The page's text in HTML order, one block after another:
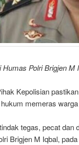
Polri Brigjen M
Kepolisian
memeras
tegas, pecat dan
Brigjen M Iqbal,